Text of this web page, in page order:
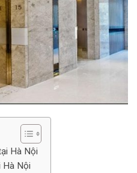
Hà Nội
Hà Nội